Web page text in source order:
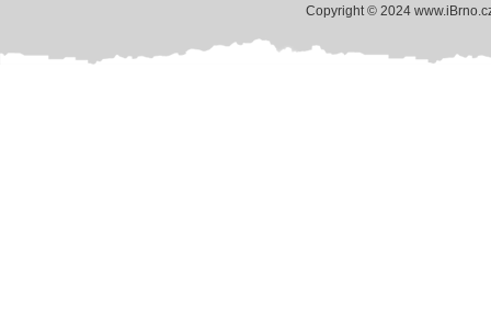
Copyright © 2024